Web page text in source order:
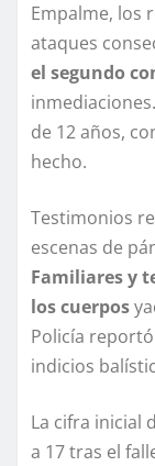
Empalme, los
ataques
el segundo
de 12 años,
hecho.
Testimonios
escenas de
Familiares y
los cuerpos
Policía
indicios
La cifra inicial
a 17 tras el